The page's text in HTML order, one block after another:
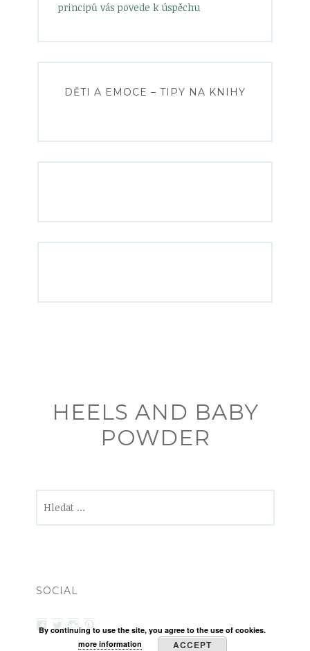
principů vás povede k úspěchu
DĚTI A EMOCE – TIPY NA KNIHY
HEELS AND BABY
POWDER
SOCIAL
View
heelsandbabypowder’s
View
zanetamatuska’s
profile
View
heelsandbabypowder’s
profile
heelsandbabypowder’s
profile
By continuing to use the site, you agree to the use of cookies.
more information
ACCEPT